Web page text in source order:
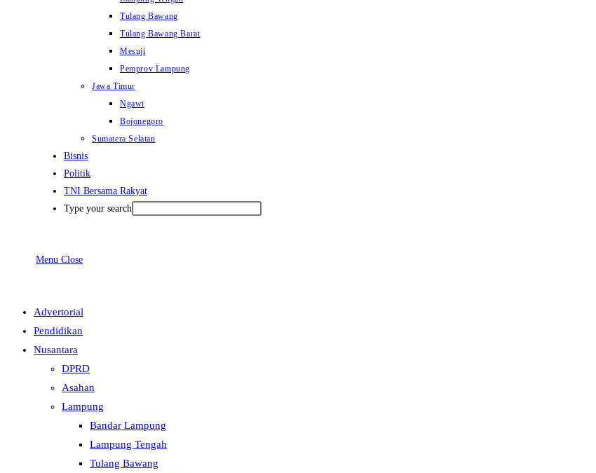
Tulang Bawang
Tulang Bawang Barat
Mesuji
Pemprov Lampung
Jawa Timur
Ngawi
Bojonegoro
Sumatera Selatan
Bisnis
Politik
TNI Bersama Rakyat
Type your search
Menu Close
Advertorial
Pendidikan
Nusantara
DPRD
Asahan
Lampung
Bandar Lampung
Lampung Tengah
Tulang Bawang